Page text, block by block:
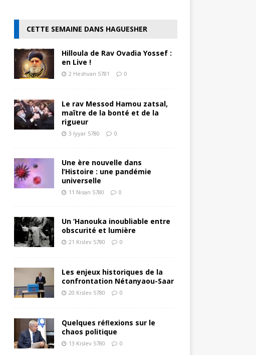
CETTE SEMAINE DANS HAGUESHER
Hilloula de Rav Ovadia Yossef :
en Live !
2 Heshvan 5781 0
Le rav Messod Hamou zatsal,
maître de la bonté et de la
rigueur
3 Iyyar 5780 0
Une ère nouvelle dans
l’Histoire : une pandémie
universelle
11 Nisan 5780 0
Un ‘Hanouka inoubliable entre
obscurité et lumière
21 Kislev 5780 0
Les enjeux historiques de la
confrontation Nétanyaou-Saar
20 Kislev 5780 0
Quelques réﬂexions sur le
chaos politique
13 Kislev 5780 0